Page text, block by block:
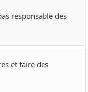
responsable des
et faire des